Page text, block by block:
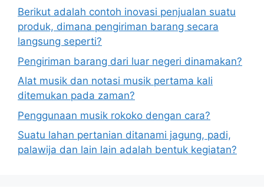
Berikut adalah contoh inovasi penjualan suatu
produk, dimana pengiriman barang secara
langsung seperti?
Pengiriman barang dari luar negeri dinamakan?
Alat musik dan notasi musik pertama kali
ditemukan pada zaman?
Penggunaan musik rokoko dengan cara?
Suatu lahan pertanian ditanami jagung, padi,
palawija dan lain lain adalah bentuk kegiatan?